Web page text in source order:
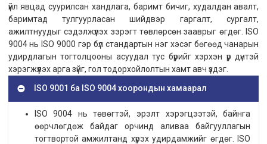
үйл явцад суурилсан хандлага, баримт бичиг, худалдан авалт,
баримтад тулгуурласан шийдвэр гаргалт, сургалт,
ажилтнуудыг сэдэлжүүлэх зэрэгт төвлөрсөн зааврыг өгдөг. ISO
9004 нь ISO 9000 гэр бүл стандартын нэг хэсэг бөгөөд чанарын
удирдлагын тогтолцооны асуудал тус бүрийг хэрхэн үр дүнтэй
хэрэгжүүлэх арга зүйг, гол тодорхойлолтын хамт авч үздэг.
ISO 9001 ба ISO 9004 хоорондын хамаарал
ISO 9004 нь төвөгтэй, эрэлт хэрэгцээтэй, байнга
өөрчлөгдөж байдаг орчинд аливаа байгууллагын
тогтвортой амжилтанд хүрэх удирдамжийг өгдөг. ISO